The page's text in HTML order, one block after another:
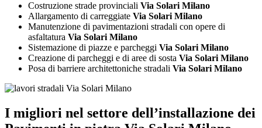
Costruzione strade provinciali Via Solari Milano
Allargamento di carreggiate Via Solari Milano
Manutenzione di pavimentazioni stradali con opere di
asfaltatura Via Solari Milano
Sistemazione di piazze e parcheggi Via Solari Milano
Creazione di parcheggi e di aree di sosta Via Solari Milano
Posa di barriere architettoniche stradali Via Solari Milano
I migliori nel settore dell’installazione dei